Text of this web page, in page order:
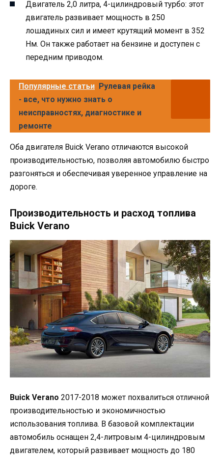
Двигатель 2,0 литра, 4-цилиндровый турбо: этот
двигатель развивает мощность в 250
лошадиных сил и имеет крутящий момент в 352
Нм. Он также работает на бензине и доступен с
передним приводом.
Популярные статьи Рулевая рейка
- все, что нужно знать о
неисправностях, диагностике и
ремонте
Оба двигателя Buick Verano отличаются высокой
производительностью, позволяя автомобилю быстро
разгоняться и обеспечивая уверенное управление на
дороге.
Производительность и расход топлива
Buick Verano
Buick Verano 2017-2018 может похвалиться отличной
производительностью и экономичностью
использования топлива. В базовой комплектации
автомобиль оснащен 2,4-литровым 4-цилиндровым
двигателем, который развивает мощность до 180